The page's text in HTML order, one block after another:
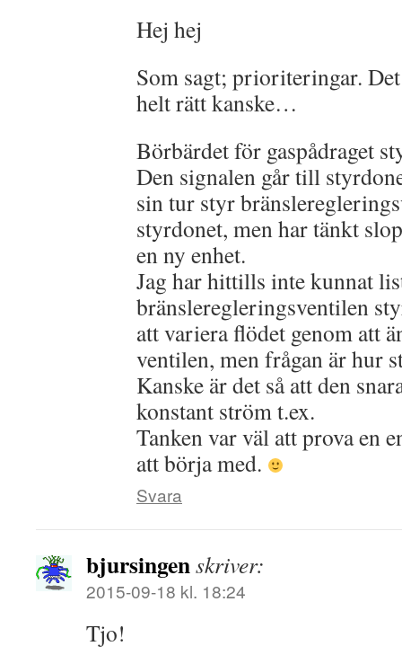
Hej hej
Som sagt; prioriteringar.
helt rätt kanske…
Börbärdet för gaspådraget
Den signalen går till
sin tur styr
styrdonet, men har tänkt
en ny enhet.
Jag har hittills inte kunnat
bränsleregleringsventilen
att variera flödet genom att
ventilen, men frågan är hur
Kanske är det så att den
konstant ström t.ex.
Tanken var väl att prova en
att börja med.
Svara
bjursingenskriver:
2015-09-18 kl. 18:24
Tjo!